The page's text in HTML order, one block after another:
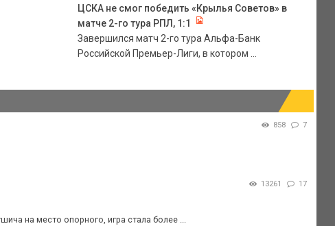
ЦСКА не смог победить «Крылья Советов» в
матче 2-го тура РПЛ, 1:1
Завершился матч 2-го тура Альфа-Банк
Российской Премьер-Лиги, в котором ...
858 7
13261 17
на место опорного, игра стала более ...